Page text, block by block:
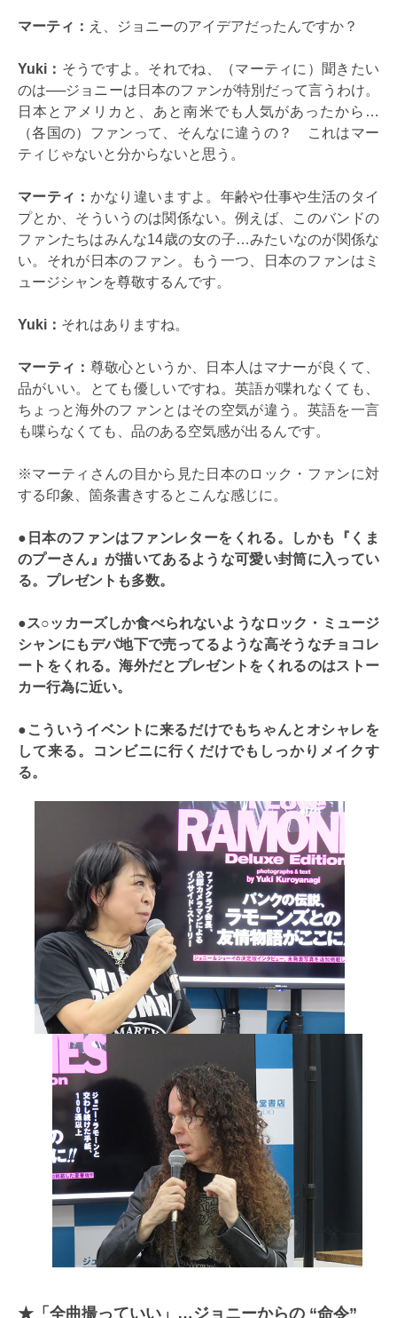
マーティ： え、ジョニーのアイデアだったんですか？
Yuki： そうですよ。それでね、（マーティに）聞きたい
のは──ジョニーは日本のファンが特別だって言うわけ。
日本とアメリカと、あと南米でも人気があったから…
（各国の）ファンって、そんなに違うの？ これはマー
ティじゃないと分からないと思う。
マーティ： かなり違いますよ。年齢や仕事や生活のタイ
プとか、そういうのは関係ない。例えば、このバンドの
ファンたちはみんな14歳の女の子…みたいなのが関係な
い。それが日本のファン。もう一つ、日本のファンはミ
ュージシャンを尊敬するんです。
Yuki ： それはありますね。
マーティ： 尊敬心というか、日本人はマナーが良くて、
品がいい。とても優しいですね。英語が喋れなくても、
ちょっと海外のファンとはその空気が違う。英語を一言
も喋らなくても、品のある空気感が出るんです。
※マーティさんの目から見た日本のロック・ファンに対
する印象、箇条書きするとこんな感じに。
●日本のファンはファンレターをくれる。しかも『くま
のプーさん』が描いてあるような可愛い封筒に入ってい
る。プレゼントも多数。
●ス○ッカーズしか食べられないようなロック・ミュージ
シャンにもデパ地下で売ってるような高そうなチョコレ
ートをくれる。海外だとプレゼントをくれるのはストー
カー行為に近い。
●こういうイベントに来るだけでもちゃんとオシャレを
して来る。コンビニに行くだけでもしっかりメイクす
る。
★「全曲撮っていい」…ジョニーからの “命令”